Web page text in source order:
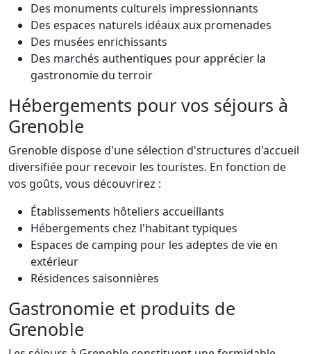
Des monuments culturels impressionnants
Des espaces naturels idéaux aux promenades
Des musées enrichissants
Des marchés authentiques pour apprécier la
gastronomie du terroir
Hébergements pour vos séjours à
Grenoble
Grenoble dispose d'une sélection d'structures d'accueil
diversifiée pour recevoir les touristes. En fonction de
vos goûts, vous découvrirez :
Établissements hôteliers accueillants
Hébergements chez l'habitant typiques
Espaces de camping pour les adeptes de vie en
extérieur
Résidences saisonnières
Gastronomie et produits de
Grenoble